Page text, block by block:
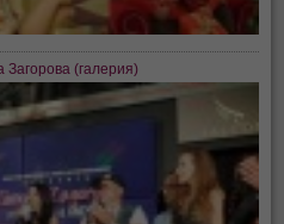
Загорова (галерия)